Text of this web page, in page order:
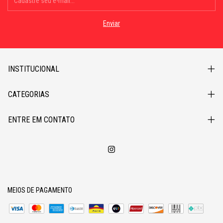
INSTITUCIONAL
CATEGORIAS
ENTRE EM CONTATO
MEIOS DE PAGAMENTO